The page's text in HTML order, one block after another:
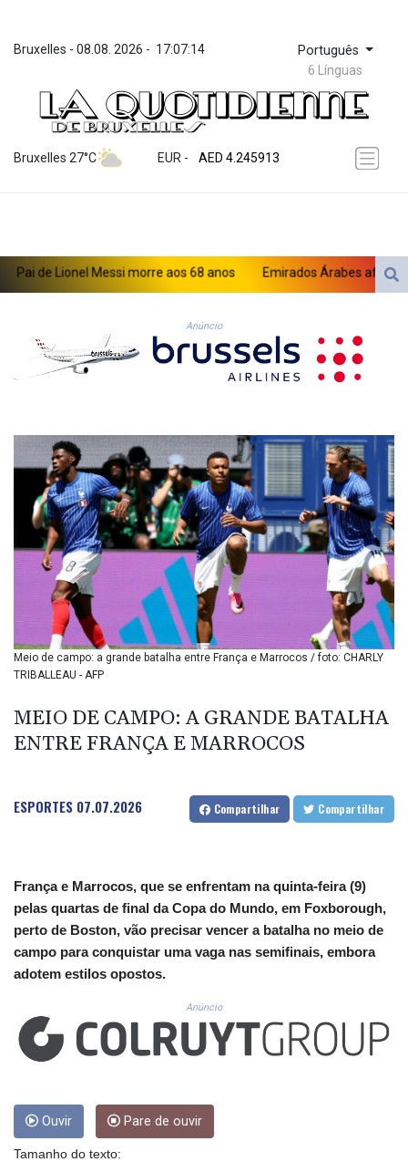
Bruxelles - 08.08. 2026 - 17:07:14 Português
6 Línguas
Bruxelles 27°C EUR -
ZWL 372.275202
AED 4.245913
AFN 76.887634
ARS 1724.882567
AUD 1.638747
AZN 1.97002
BAM 1.955776
BBD 2.321671
BDT 142.688227
BMD 1.156136
BND 1.477082
BOB 13.69983
BRL 5.876989
BSD 1.152686
BTN 109.688637
BWP 15.558807
BYN 3.432357
BYR 22660.258427
BZD 2.318271
CAD 1.61333
CDF 2615.761404
CLP 1056.199727
CNY 7.801146
CRC 523.993489
CUC 1.156136
CZK 24.258158
DJF 205.267449
DZD 152.967099
ERN 17.342035
ETB 186.049588
FJD 2.553384
FKP 0.8566
GEL 3.017966
GGP 0.8566
GHS 13.526832
de Lionel Messi morre aos 68 anos Emirados Árabes afirmam
Anúncio
Meio de campo: a grande batalha entre França e Marrocos / foto: CHARLY
TRIBALLEAU - AFP
MEIO DE CAMPO: A GRANDE BATALHA
ENTRE FRANÇA E MARROCOS
ESPORTES 07.07.2026 Compartilhar Compartilhar
França e Marrocos, que se enfrentam na quinta-feira (9)
pelas quartas de final da Copa do Mundo, em Foxborough,
perto de Boston, vão precisar vencer a batalha no meio de
campo para conquistar uma vaga nas semifinais, embora
adotem estilos opostos.
Anúncio
Ouvir Pare de ouvir
Tamanho do texto: